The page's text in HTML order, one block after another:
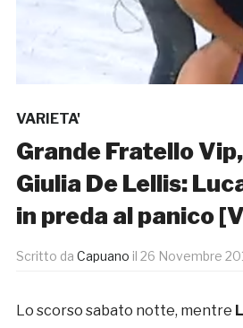
VARIETA'
Grande Fratello
Giulia De Lellis:
in preda al panico
Scritto da Capuano il 26 Novembre
Lo scorso sabato notte, mentre